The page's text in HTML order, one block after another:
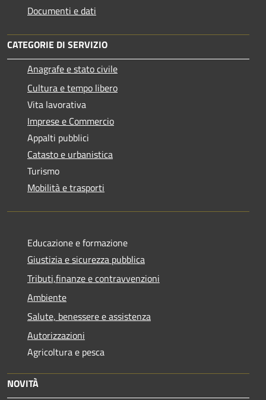
Documenti e dati
CATEGORIE DI SERVIZIO
Anagrafe e stato civile
Cultura e tempo libero
Vita lavorativa
Imprese e Commercio
Appalti pubblici
Catasto e urbanistica
Turismo
Mobilità e trasporti
Educazione e formazione
Giustizia e sicurezza pubblica
Tributi,finanze e contravvenzioni
Ambiente
Salute, benessere e assistenza
Autorizzazioni
Agricoltura e pesca
NOVITÀ